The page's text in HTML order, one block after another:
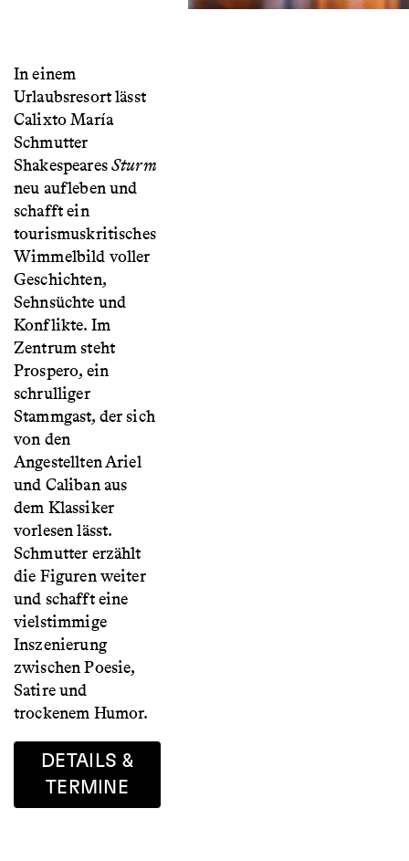
In einem
Urlaubsresort lässt
Calixto María
Schmutter
ShakespearesSturm
neu aufleben und
schafft ein
tourismuskritisches
Wimmelbild voller
Geschichten,
Sehnsüchte und
Konflikte. Im
Zentrum steht
Prospero, ein
schrulliger
Stammgast, der sich
von den
Angestellten Ariel
und Caliban aus
dem Klassiker
vorlesen lässt.
Schmutter erzählt
die Figuren weiter
und schafft eine
vielstimmige
Inszenierung
zwischen Poesie,
Satire und
trockenem Humor.
DETAILS &
TERMINE